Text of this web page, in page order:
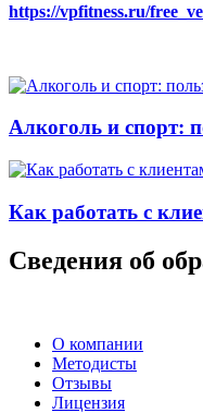
https://vpfitness.ru/
Алкоголь и спорт:
Как работать с
Сведения об
О компании
Методисты
Отзывы
Лицензия